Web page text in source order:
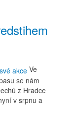
Ve
se nám
z Hradce
v srpnu a